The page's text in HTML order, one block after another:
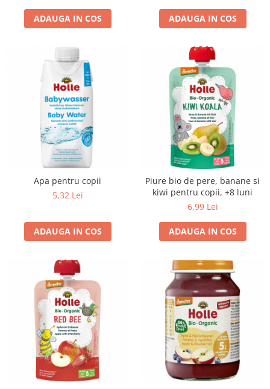
ADAUGA IN COS ADAUGA IN COS
Apa pentru copii
5,32 Lei
ADAUGA IN COS
Piure bio de pere, banane si
kiwi pentru copii, +8 luni
6,99 Lei
ADAUGA IN COS